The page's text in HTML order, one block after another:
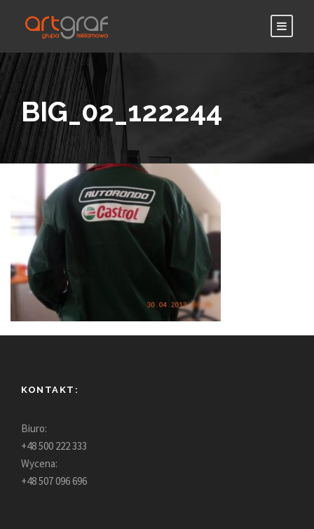
BIG_02_122244
KONTAKT:
Biuro:
+48 500 222 333
Wycena:
+48 507 096 696